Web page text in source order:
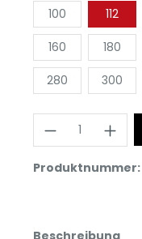
100
112
160 180
280 300
Produktnummer:
Beschreibung